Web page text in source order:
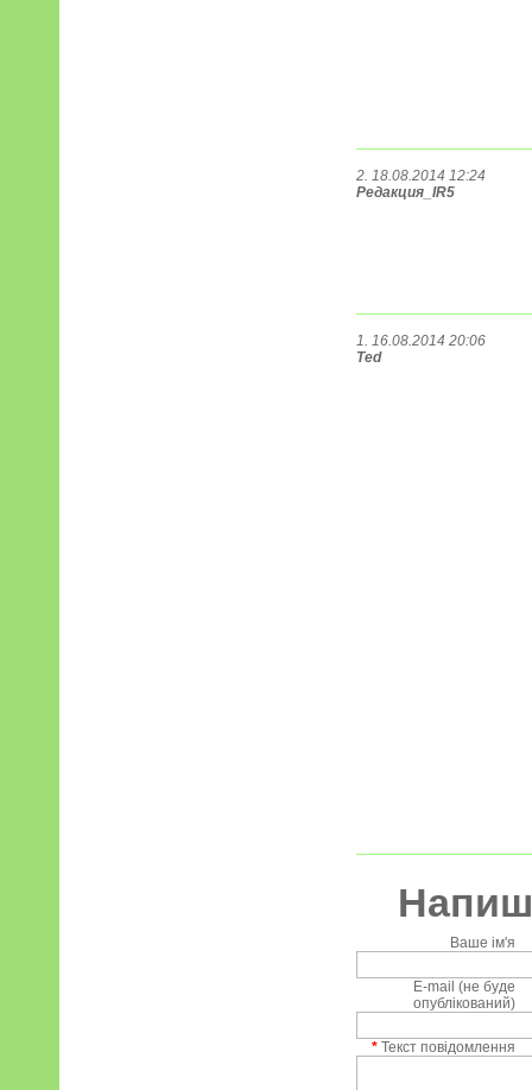
2. 18.08.2014 12:24
Редакция_IR5
1. 16.08.2014 20:06
Ted
Ваше ім'я
E-mail (не буде
опублікований)
* Текст повідомлення